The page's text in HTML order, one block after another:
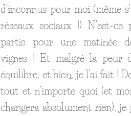
d’inconnus pour moi (même
réseaux sociaux !) N’est-
partis pour une matinée
vignes ! Et malgré la peur
équilibre, et bien, je l’ai fait !
tout et n’importe quoi (et
changera absolument rien), je